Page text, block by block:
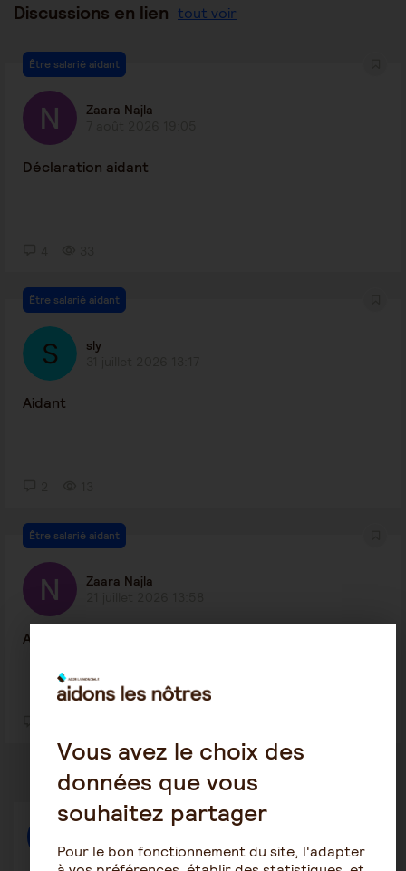
Discussions en lien tout voir
Être salarié aidant
Zaara Najla
Déclaration aidant
Être salarié aidant
sly
Aidant
Être salarié aidant
Zaara Najla
Aidante salarié
Vous avez le choix des
données que vous
souhaitez partager
Pour le bon fonctionnement du site, l'adapter